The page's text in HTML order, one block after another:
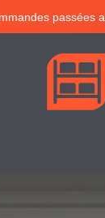
passées